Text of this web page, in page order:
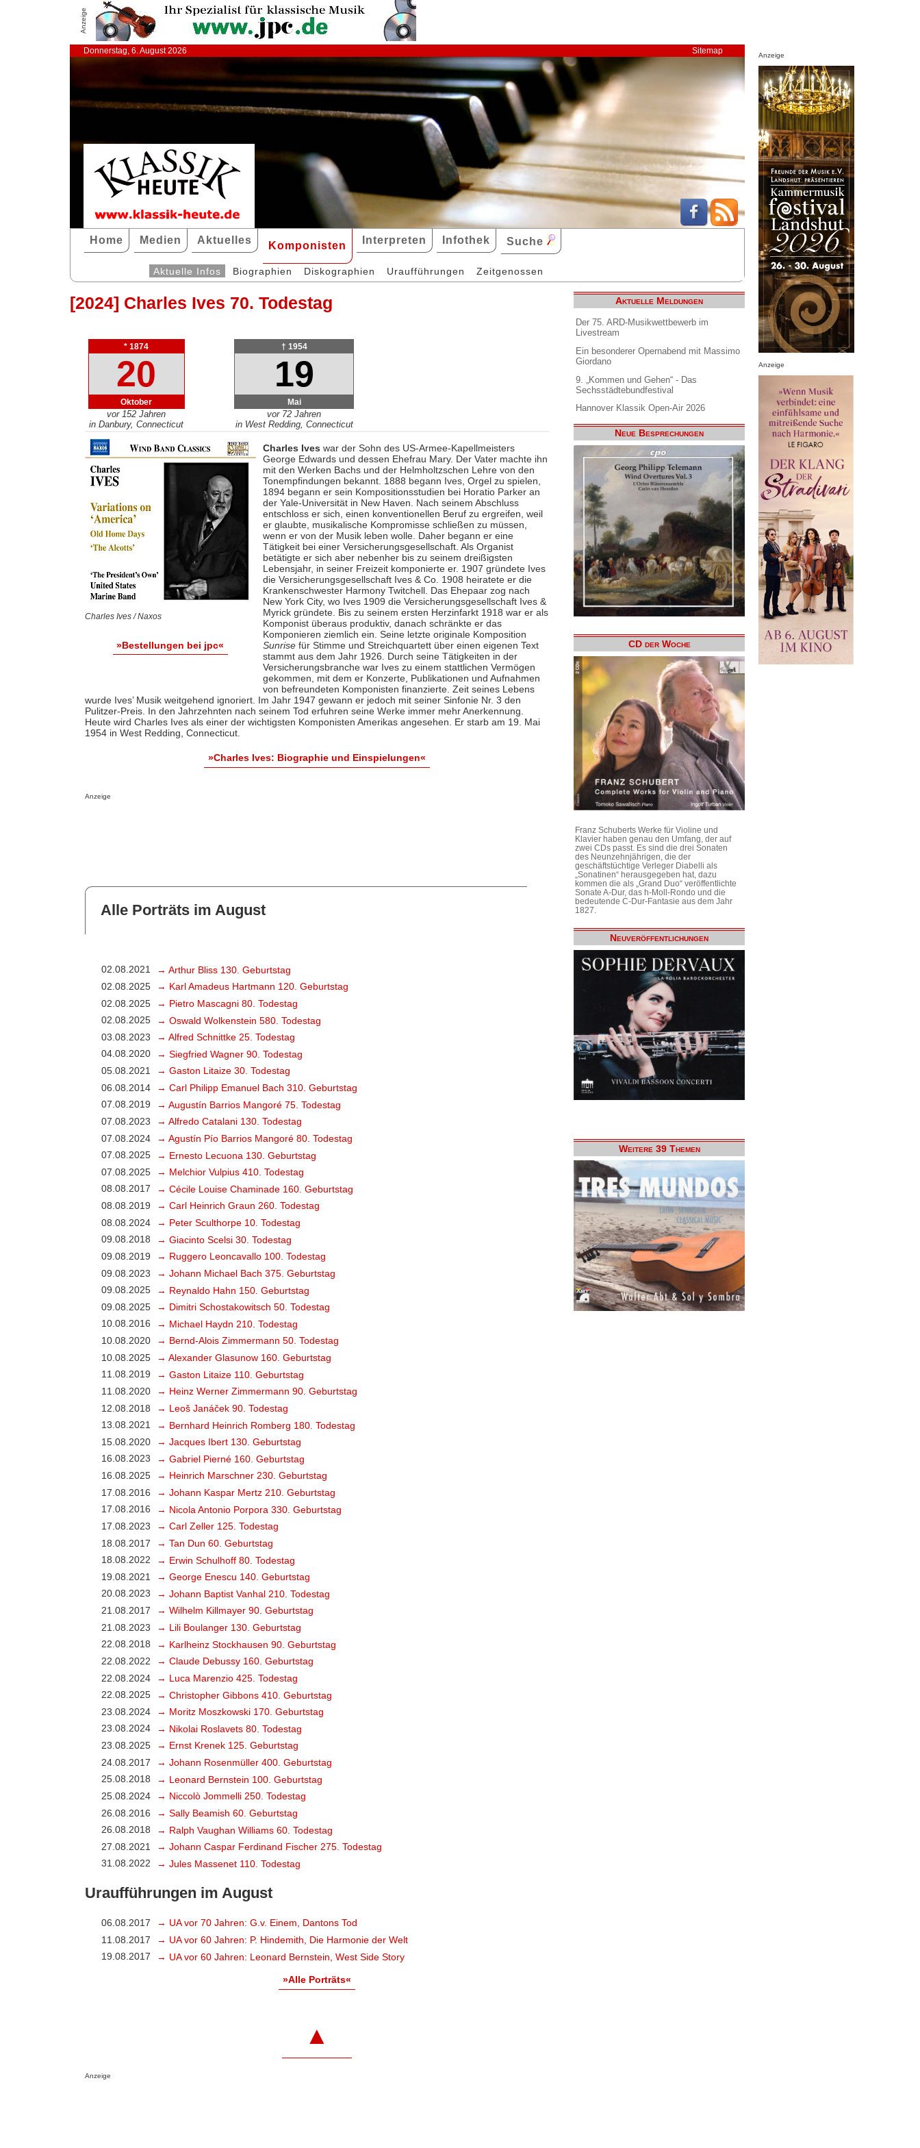
Anzeige
Donnerstag, 6. August 2026 Sitemap
Home Medien Aktuelles Komponisten Interpreten Infothek Suche
Aktuelle Infos Biographien Diskographien Uraufführungen Zeitgenossen
[2024] Charles Ives 70. Todestag
* 1874
20
Oktober
vor 152 Jahren
in Danbury, Connecticut
† 1954
19
Mai
vor 72 Jahren
in West Redding, Connecticut
Charles Ives / Naxos
»Bestellungen bei jpc«
Charles Ives war der Sohn des US-Armee-Kapellmeisters
George Edwards und dessen Ehefrau Mary. Der Vater machte ihn
mit den Werken Bachs und der Helmholtzschen Lehre von den
Tonempfindungen bekannt. 1888 begann Ives, Orgel zu spielen,
1894 begann er sein Kompositionsstudien bei Horatio Parker an
der Yale-Universität in New Haven. Nach seinem Abschluss
entschloss er sich, einen konventionellen Beruf zu ergreifen, weil
er glaubte, musikalische Kompromisse schließen zu müssen,
wenn er von der Musik leben wolle. Daher begann er eine
Tätigkeit bei einer Versicherungsgesellschaft. Als Organist
betätigte er sich aber nebenher bis zu seinem dreißigsten
Lebensjahr, in seiner Freizeit komponierte er. 1907 gründete Ives
die Versicherungsgesellschaft Ives & Co. 1908 heiratete er die
Krankenschwester Harmony Twitchell. Das Ehepaar zog nach
New York City, wo Ives 1909 die Versicherungsgesellschaft Ives &
Myrick gründete. Bis zu seinem ersten Herzinfarkt 1918 war er als
Komponist überaus produktiv, danach schränkte er das
Komponieren ziemlich ein. Seine letzte originale Komposition
Sunrisefür Stimme und Streichquartett über einen eigenen Text
stammt aus dem Jahr 1926. Durch seine Tätigkeiten in der
Versicherungsbranche war Ives zu einem stattlichen Vermögen
gekommen, mit dem er Konzerte, Publikationen und Aufnahmen
von befreundeten Komponisten finanzierte. Zeit seines Lebens
wurde Ives’ Musik weitgehend ignoriert. Im Jahr 1947 gewann er jedoch mit seiner Sinfonie Nr. 3 den
Pulitzer-Preis. In den Jahrzehnten nach seinem Tod erfuhren seine Werke immer mehr Anerkennung.
Heute wird Charles Ives als einer der wichtigsten Komponisten Amerikas angesehen. Er starb am 19. Mai
1954 in West Redding, Connecticut.
»Charles Ives: Biographie und Einspielungen«
Anzeige
Alle Porträts im August
02.08.2021
→ Arthur Bliss 130. Geburtstag
02.08.2025
→ Karl Amadeus Hartmann 120. Geburtstag
02.08.2025
→ Pietro Mascagni 80. Todestag
02.08.2025
→ Oswald Wolkenstein 580. Todestag
03.08.2023
→ Alfred Schnittke 25. Todestag
04.08.2020
→ Siegfried Wagner 90. Todestag
05.08.2021
→ Gaston Litaize 30. Todestag
06.08.2014
→ Carl Philipp Emanuel Bach 310. Geburtstag
07.08.2019
→ Augustín Barrios Mangoré 75. Todestag
07.08.2023
→ Alfredo Catalani 130. Todestag
07.08.2024
→ Agustín Pío Barrios Mangoré 80. Todestag
07.08.2025
→ Ernesto Lecuona 130. Geburtstag
07.08.2025
→ Melchior Vulpius 410. Todestag
08.08.2017
→ Cécile Louise Chaminade 160. Geburtstag
08.08.2019
→ Carl Heinrich Graun 260. Todestag
08.08.2024
→ Peter Sculthorpe 10. Todestag
09.08.2018
→ Giacinto Scelsi 30. Todestag
09.08.2019
→ Ruggero Leoncavallo 100. Todestag
09.08.2023
→ Johann Michael Bach 375. Geburtstag
09.08.2025
→ Reynaldo Hahn 150. Geburtstag
09.08.2025
→ Dimitri Schostakowitsch 50. Todestag
10.08.2016
→ Michael Haydn 210. Todestag
10.08.2020
→ Bernd-Alois Zimmermann 50. Todestag
10.08.2025
→ Alexander Glasunow 160. Geburtstag
11.08.2019
→ Gaston Litaize 110. Geburtstag
11.08.2020
→ Heinz Werner Zimmermann 90. Geburtstag
12.08.2018
→ Leoš Janáček 90. Todestag
13.08.2021
→ Bernhard Heinrich Romberg 180. Todestag
15.08.2020
→ Jacques Ibert 130. Geburtstag
16.08.2023
→ Gabriel Pierné 160. Geburtstag
16.08.2025
→ Heinrich Marschner 230. Geburtstag
17.08.2016
→ Johann Kaspar Mertz 210. Geburtstag
17.08.2016
→ Nicola Antonio Porpora 330. Geburtstag
17.08.2023
→ Carl Zeller 125. Todestag
18.08.2017
→ Tan Dun 60. Geburtstag
18.08.2022
→ Erwin Schulhoff 80. Todestag
19.08.2021
→ George Enescu 140. Geburtstag
20.08.2023
→ Johann Baptist Vanhal 210. Todestag
21.08.2017
→ Wilhelm Killmayer 90. Geburtstag
21.08.2023
→ Lili Boulanger 130. Geburtstag
22.08.2018
→ Karlheinz Stockhausen 90. Geburtstag
22.08.2022
→ Claude Debussy 160. Geburtstag
22.08.2024
→ Luca Marenzio 425. Todestag
22.08.2025
→ Christopher Gibbons 410. Geburtstag
23.08.2024
→ Moritz Moszkowski 170. Geburtstag
23.08.2024
→ Nikolai Roslavets 80. Todestag
23.08.2025
→ Ernst Krenek 125. Geburtstag
24.08.2017
→ Johann Rosenmüller 400. Geburtstag
25.08.2018
→ Leonard Bernstein 100. Geburtstag
25.08.2024
→ Niccolò Jommelli 250. Todestag
26.08.2016
→ Sally Beamish 60. Geburtstag
26.08.2018
→ Ralph Vaughan Williams 60. Todestag
27.08.2021
→ Johann Caspar Ferdinand Fischer 275. Todestag
31.08.2022
→ Jules Massenet 110. Todestag
Uraufführungen im August
06.08.2017
→ UA vor 70 Jahren: G.v. Einem, Dantons Tod
11.08.2017
→ UA vor 60 Jahren: P. Hindemith, Die Harmonie der Welt
19.08.2017
→ UA vor 60 Jahren: Leonard Bernstein, West Side Story
»Alle Porträts«
▲
Anzeige
Aktuelle Meldungen
Der 75. ARD-Musikwettbewerb im
Livestream
Ein besonderer Opernabend mit Massimo
Giordano
9. „Kommen und Gehen“ - Das
Sechsstädtebundfestival
Hannover Klassik Open-Air 2026
Neue Besprechungen
CD der Woche
Franz Schuberts Werke für Violine und
Klavier haben genau den Umfang, der auf
zwei CDs passt. Es sind die drei Sonaten
des Neunzehnjährigen, die der
geschäftstüchtige Verleger Diabelli als
„Sonatinen“ herausgegeben hat, dazu
kommen die als „Grand Duo“ veröffentlichte
Sonate A-Dur, das h-Moll-Rondo und die
bedeutende C-Dur-Fantasie aus dem Jahr
1827.
Neuveröffentlichungen
Weitere 39 Themen
Anzeige
Anzeige